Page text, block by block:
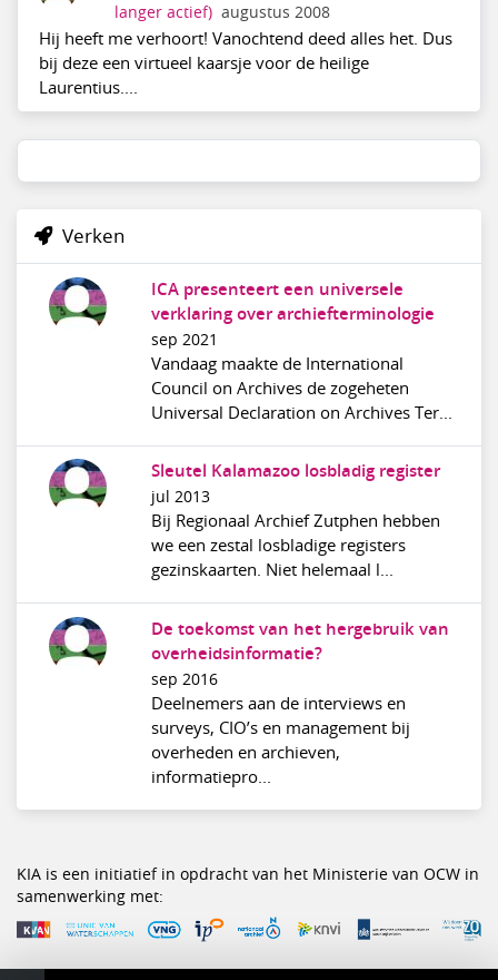
langer actief) augustus 2008
Hij heeft me verhoort! Vanochtend deed alles het. Dus
bij deze een virtueel kaarsje voor de heilige
Laurentius....
Verken
ICA presenteert een universele
verklaring over archiefterminologie
sep 2021
Vandaag maakte de International
Council on Archives de zogeheten
Universal Declaration on Archives Ter...
Sleutel Kalamazoo losbladig register
jul 2013
Bij Regionaal Archief Zutphen hebben
we een zestal losbladige registers
gezinskaarten. Niet helemaal l...
De toekomst van het hergebruik van
overheidsinformatie?
sep 2016
Deelnemers aan de interviews en
surveys, CIO’s en management bij
overheden en archieven,
informatiepro...
KIA is een initiatief in opdracht van het Ministerie van OCW in
samenwerking met: